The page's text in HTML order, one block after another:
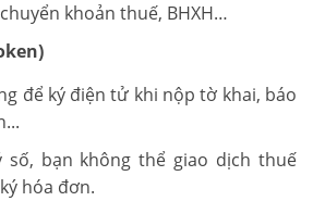
khoản thuế, BHXH…
để ký điện tử khi nộp tờ khai, báo
số, bạn không thể giao dịch thuế
hóa đơn.